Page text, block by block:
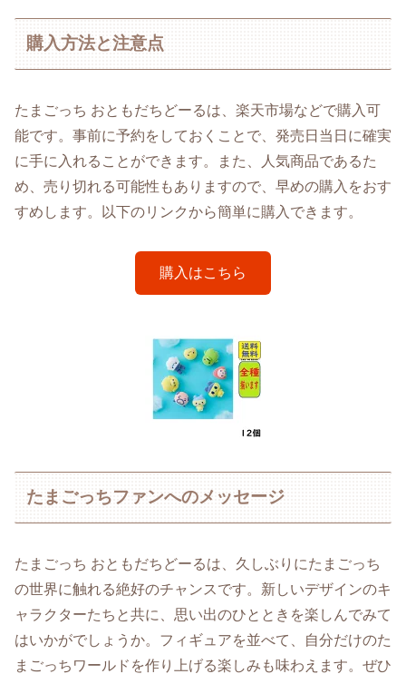
購入方法と注意点
たまごっち おともだちどーるは、楽天市場などで購入可
能です。事前に予約をしておくことで、発売日当日に確実
に手に入れることができます。また、人気商品であるた
め、売り切れる可能性もありますので、早めの購入をおす
すめします。以下のリンクから簡単に購入できます。
購入はこちら
たまごっちファンへのメッセージ
たまごっち おともだちどーるは、久しぶりにたまごっち
の世界に触れる絶好のチャンスです。新しいデザインのキ
ャラクターたちと共に、思い出のひとときを楽しんでみて
はいかがでしょうか。フィギュアを並べて、自分だけのた
まごっちワールドを作り上げる楽しみも味わえます。ぜひ